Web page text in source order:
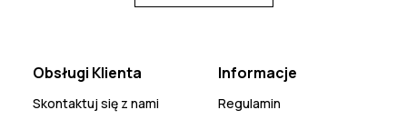
Obsługi Klienta
Skontaktuj się z nami
Informacje
Regulamin